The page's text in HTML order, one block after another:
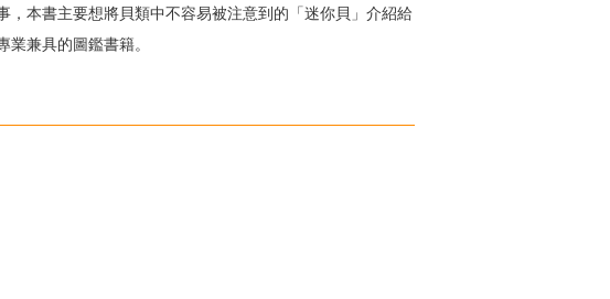
，本書主要想將貝類中不容易被注意到的「迷你貝」介紹給
業兼具的圖鑑書籍。